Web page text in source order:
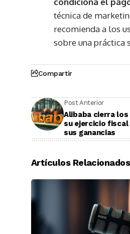
técnica de
recomienda a los
sobre una práctica
Compartir
Post Anterior
Alibaba cierra
su ejercicio fiscal
sus ganancias
Artículos Relacionados